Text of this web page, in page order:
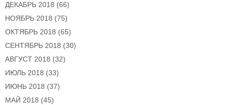
ДЕКАБРЬ 2018 (66)
НОЯБРЬ 2018 (75)
ОКТЯБРЬ 2018 (65)
СЕНТЯБРЬ 2018 (30)
АВГУСТ 2018 (32)
ИЮЛЬ 2018 (33)
ИЮНЬ 2018 (37)
МАЙ 2018 (45)